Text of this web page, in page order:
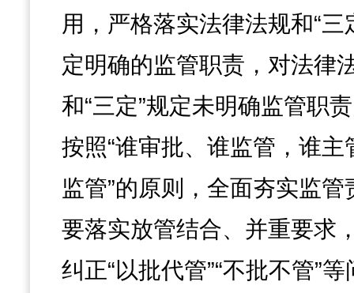
用，严格落实法律法规和“三
定明确的监管职责，对法律
和“三定”规定未明确监管职
按照“谁审批、谁监管，谁主
监管”的原则，全面夯实监管
要落实放管结合、并重要求
纠正“以批代管”“不批不管”